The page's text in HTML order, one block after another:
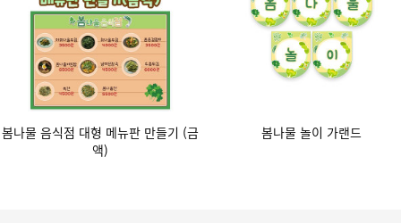
봄나물 음식점 대형 메뉴판 만들기 (금
액)
봄나물 놀이 가랜드